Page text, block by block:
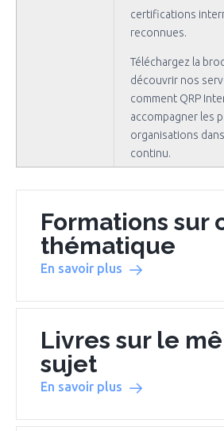
certifications
reconnues.
Téléchargez la
découvrir nos
comment QRP
accompagner les
organisations
continu.
Formations sur
thématique
En savoir plus
Livres sur le
sujet
En savoir plus